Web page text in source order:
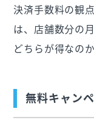
決済手数料の観
は、店舗数分の
どちらが得なの
無料キャン